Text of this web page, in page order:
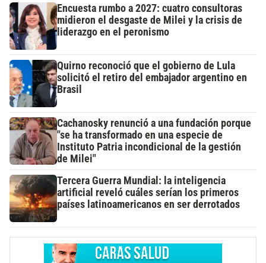
Encuesta rumbo a 2027: cuatro consultoras
midieron el desgaste de Milei y la crisis de
liderazgo en el peronismo
Quirno reconoció que el gobierno de Lula
solicitó el retiro del embajador argentino en
Brasil
Cachanosky renunció a una fundación porque
"se ha transformado en una especie de
Instituto Patria incondicional de la gestión
de Milei"
Tercera Guerra Mundial: la inteligencia
artificial reveló cuáles serían los primeros
países latinoamericanos en ser derrotados